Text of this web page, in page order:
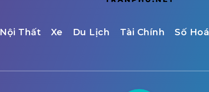
Nội Thất Xe Du Lịch Tài Chính Số Hoá